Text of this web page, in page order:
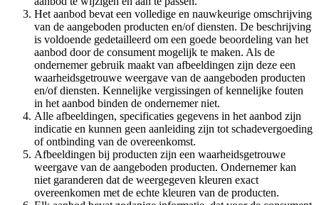
Het aanbod bevat een volledige en nauwkeurige omschrijving
van de aangeboden producten en/of diensten. De beschrijving
is voldoende gedetailleerd om een goede beoordeling van het
aanbod door de consument mogelijk te maken. Als de
ondernemer gebruik maakt van afbeeldingen zijn deze een
waarheidsgetrouwe weergave van de aangeboden producten
en/of diensten. Kennelijke vergissingen of kennelijke fouten
in het aanbod binden de ondernemer niet.
Alle afbeeldingen, specificaties gegevens in het aanbod zijn
indicatie en kunnen geen aanleiding zijn tot schadevergoeding
of ontbinding van de overeenkomst.
Afbeeldingen bij producten zijn een waarheidsgetrouwe
weergave van de aangeboden producten. Ondernemer kan
niet garanderen dat de weergegeven kleuren exact
overeenkomen met de echte kleuren van de producten.